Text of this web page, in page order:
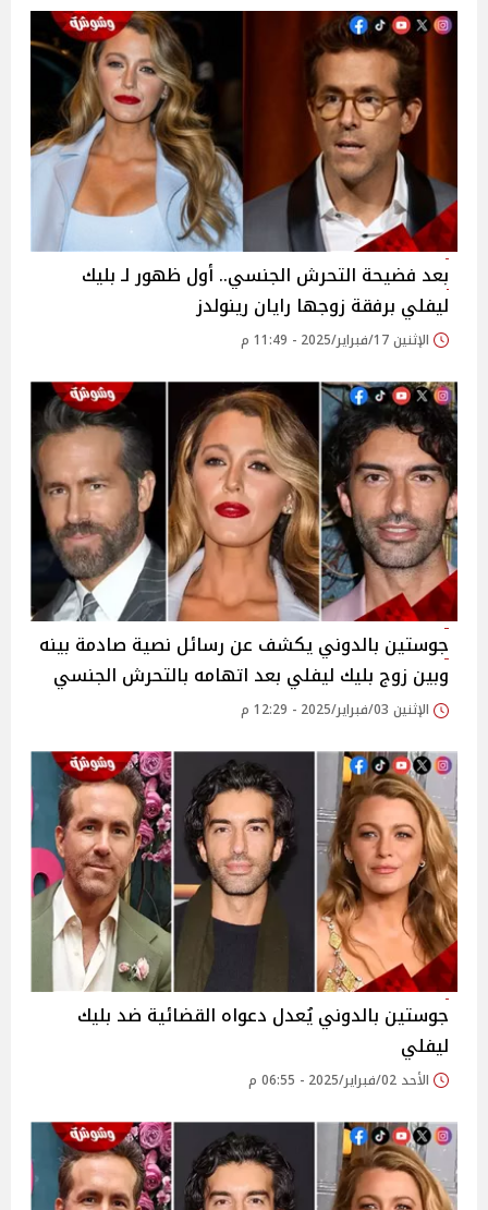
بعد فضيحة التحرش الجنسي.. أول ظهور لـ بليك
ليفلي برفقة زوجها رايان رينولدز
الإثنين 17/فبراير/2025 - 11:49 م
جوستين بالدوني يكشف عن رسائل نصية صادمة بينه
وبين زوج بليك ليفلي بعد اتهامه بالتحرش الجنسي
الإثنين 03/فبراير/2025 - 12:29 م
جوستين بالدوني يُعدل دعواه القضائية ضد بليك
ليفلي
الأحد 02/فبراير/2025 - 06:55 م